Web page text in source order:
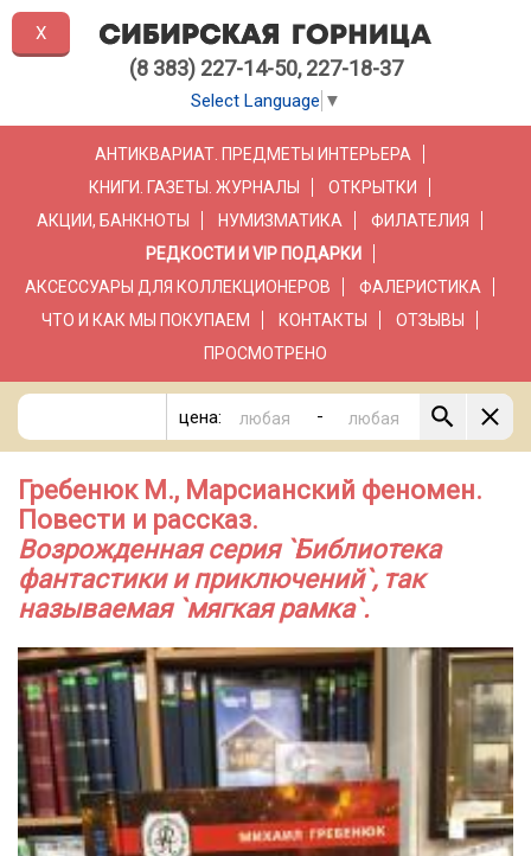
(8 383) 227-14-50, 227-18-37
Select Language ▼
АНТИКВАРИАТ. ПРЕДМЕТЫ ИНТЕРЬЕРА
КНИГИ. ГАЗЕТЫ. ЖУРНАЛЫ
ОТКРЫТКИ
АКЦИИ, БАНКНОТЫ
НУМИЗМАТИКА
ФИЛАТЕЛИЯ
РЕДКОСТИ И VIP ПОДАРКИ
АКСЕССУАРЫ ДЛЯ КОЛЛЕКЦИОНЕРОВ
ФАЛЕРИСТИКА
ЧТО И КАК МЫ ПОКУПАЕМ
КОНТАКТЫ
ОТЗЫВЫ
ПРОСМОТРЕНО
цена: -
Гребенюк М., Марсианский феномен.
Повести и рассказ.
Возрожденная серия `Библиотека
фантастики и приключений`, так
называемая `мягкая рамка`.
X